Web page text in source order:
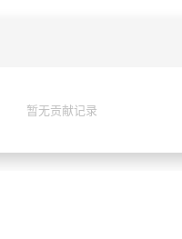
暂无贡献记录